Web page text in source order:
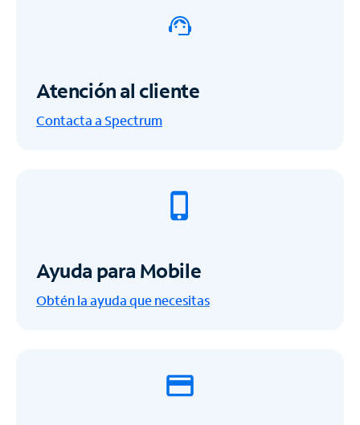
Atención al cliente
Contacta a Spectrum
Ayuda para Mobile
Obtén la ayuda que necesitas